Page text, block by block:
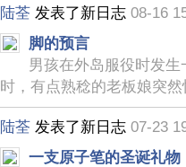
陆荃 发表了新日志 08-16
脚的预言
男孩在外岛服役时发
时，有点熟稔的老板娘突
陆荃 发表了新日志 07-23
一支原子笔的圣诞礼物